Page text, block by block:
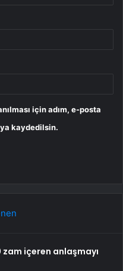
için adım, e-posta
kaydedilsin.
içeren anlaşmayı